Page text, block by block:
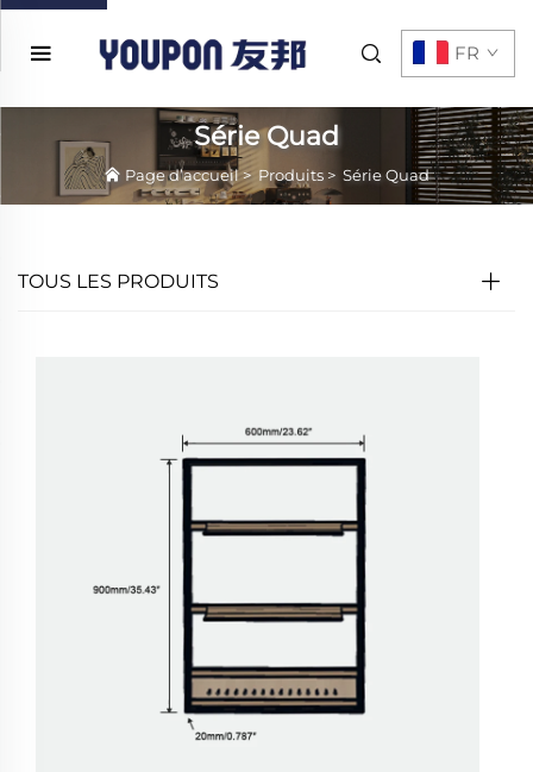
FR
Série Quad
Page d’accueil> Produits > Série Quad
TOUS LES PRODUITS